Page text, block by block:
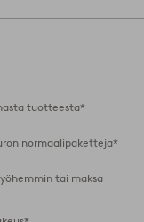
tuotteesta*
normaalipaketteja*
tai maksa